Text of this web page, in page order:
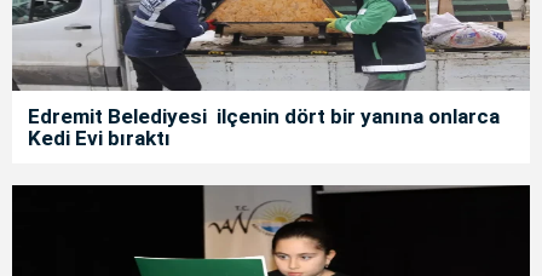
Edremit Belediyesi ilçenin dört bir yanına onlarca
Kedi Evi bıraktı